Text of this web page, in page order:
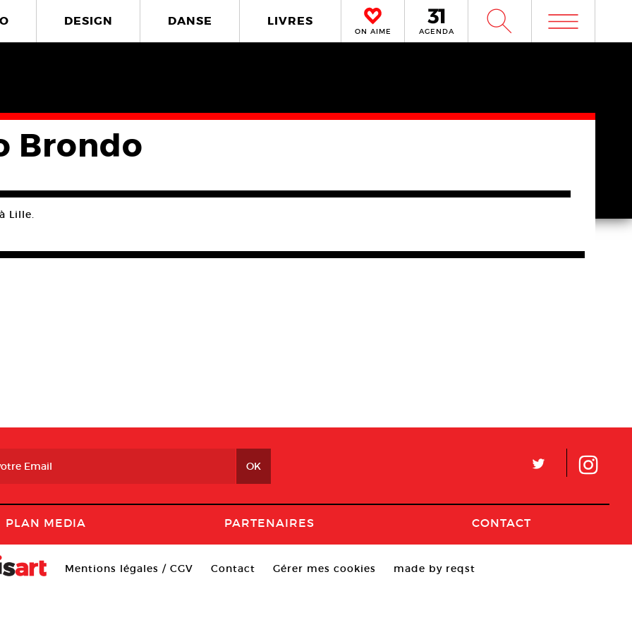
DESIGN DANSE LIVRES
ON AIME AGENDA W m
Brondo
Lille.
L
PLAN MEDIA PARTENAIRES CONTACT
Mentions légales / CGV Contact Gérer mes cookies made by reqst